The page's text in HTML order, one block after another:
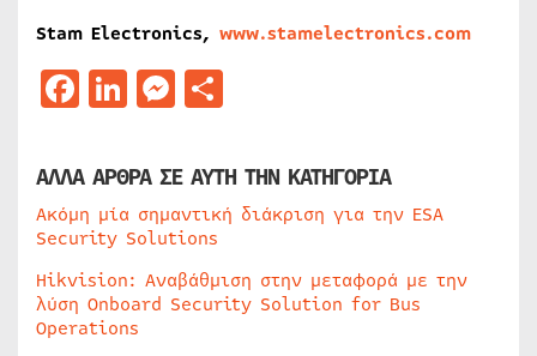
Stam Electronics, www.stamelectronics.com
Facebook
LinkedIn
Messenger
ΑΛΛΑ ΑΡΘΡΑ ΣΕ ΑΥΤΗ ΤΗΝ ΚΑΤΗΓΟΡΙΑ
Ακόμη μία σημαντική διάκριση για την ESA
Security Solutions
Hikvision: Αναβάθμιση στην μεταφορά με την
λύση Onboard Security Solution for Bus
Operations